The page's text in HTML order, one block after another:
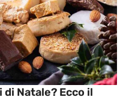
Natale? Ecco il